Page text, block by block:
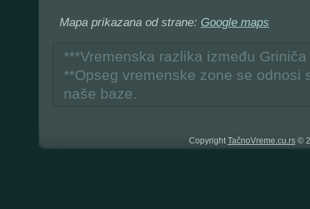
Mapa prikazana od strane: Google maps
***Vremenska razlika između
**Opseg vremenske zone se odnosi
naše baze.
CopyrightTačnoVreme.cu.rs©